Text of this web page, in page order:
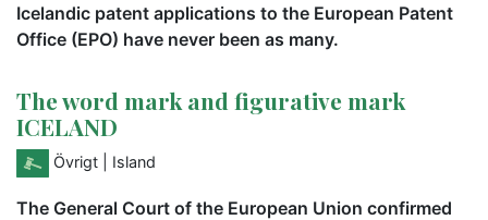
Icelandic patent applications to the European Patent
Office (EPO) have never been as many.
The word mark and figurative mark
ICELAND
Övrigt | Island
The General Court of the European Union confirmed